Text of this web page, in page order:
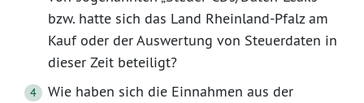
bzw. hatte sich das Land Rheinland-Pfalz am
Kauf oder der Auswertung von Steuerdaten in
dieser Zeit beteiligt?
Wie haben sich die Einnahmen aus der